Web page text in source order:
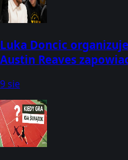
Luka Doncic
Austin Reaves
9 sie